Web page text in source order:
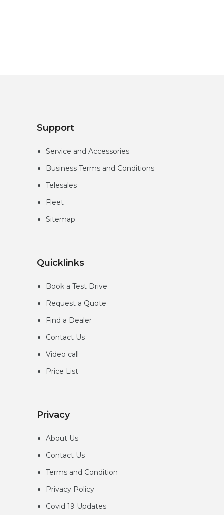
Support
Service and Accessories
Business Terms and Conditions
Telesales
Fleet
Sitemap
Quicklinks
Book a Test Drive
Request a Quote
Find a Dealer
Contact Us
Video call
Price List
Privacy
About Us
Contact Us
Terms and Condition
Privacy Policy
Covid 19 Updates